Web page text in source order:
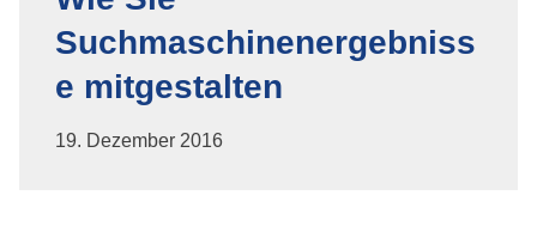
Suchmaschinenergebniss
e mitgestalten
19. Dezember 2016